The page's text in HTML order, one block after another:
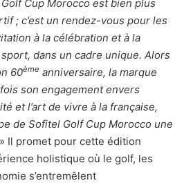
Cup Morocco est bien plus
; c’est un rendez-vous pour les
à la célébration et à la
dans un cadre unique. Alors
60ème anniversaire, la marque
son engagement envers
et l’art de vivre à la française,
de Sofitel Golf Cup Morocco une
Il promet pour cette édition
holistique où le golf, les
s’entremêlent